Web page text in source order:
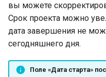
вы можете
Срок проекта можно
дата завершения не
сегодняшнего дня.
Поле «Дата старта»